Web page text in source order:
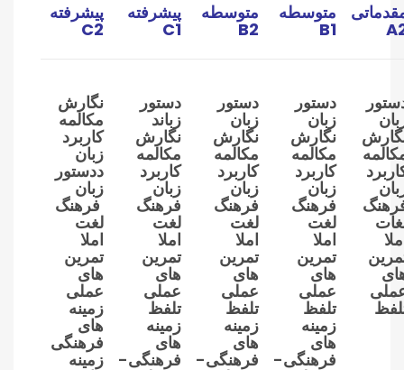
پیشرفته
C2
پیشرفته
C1
متوسطه
B2
متوسطه
B1
نگارش
مکالمه
کاربرد
زبان
ددستور
زبان
فرهنگ
لغت
املا
تمرین
های
عملی
زمینه
های
فرهنگی
زمینه
دستور
زباند
نگارش
مکالمه
کاربرد
زبان
فرهنگ
لغت
املا
تمرین
های
عملی
تلفظ
زمینه
های
فرهنگی-
دستور
زبان
نگارش
مکالمه
کاربرد
زبان
فرهنگ
لغت
املا
تمرین
های
عملی
تلفظ
زمینه
های
فرهنگی-
دستور
زبان
نگارش
مکالمه
کاربرد
زبان
فرهنگ
لغت
املا
تمرین
های
عملی
تلفظ
زمینه
های
فرهنگی-